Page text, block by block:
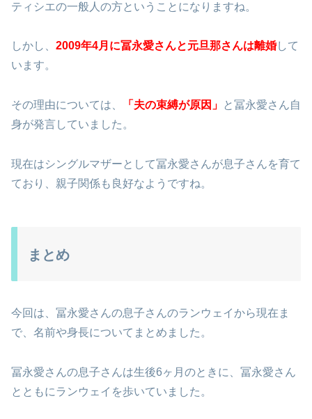
ティシエの一般人の方ということになりますね。
しかし、 2009年4月に冨永愛さんと元旦那さんは離婚して
います。
その理由については、 「夫の束縛が原因」
と冨永愛さん自
身が発言していました。
現在はシングルマザーとして冨永愛さんが息子さんを育て
ており、親子関係も良好なようですね。
まとめ
今回は、冨永愛さんの息子さんのランウェイから現在ま
で、名前や身長についてまとめました。
冨永愛さんの息子さんは生後6ヶ月のときに、冨永愛さん
とともにランウェイを歩いていました。